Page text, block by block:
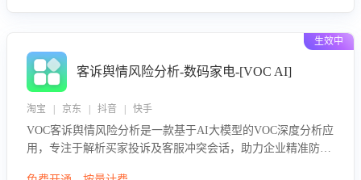
生效中
客诉舆情风险分析-数码家电-[VOC AI]
淘宝 | 京东 | 抖音 | 快手
VOC客诉舆情风险分析是一款基于AI大模型的VOC深度分析应
用，专注于解析买家投诉及客服冲突会话，助力企业精准防控